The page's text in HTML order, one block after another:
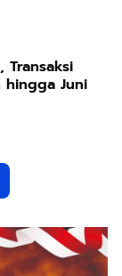
Transaksi
hingga Juni